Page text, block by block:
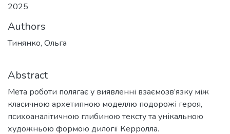
2025
Authors
Тинянко, Ольга
Abstract
Мета роботи полягає у виявленні взаємозв’язку між
класичною архетипною моделлю подорожі героя,
психоаналітичною глибиною тексту та унікальною
художньою формою дилогії Керролла.